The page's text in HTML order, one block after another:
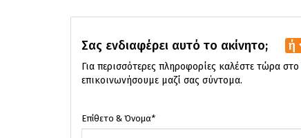
Σας ενδιαφέρει αυτό το ακίνητο; ή
Για περισσότερες πληροφορίες καλέστε τώρα στο
επικοινωνήσουμε μαζί σας σύντομα.
Επίθετο & Όνομα*